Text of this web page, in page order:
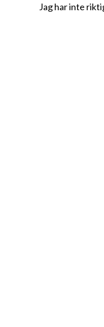
Jag har inte